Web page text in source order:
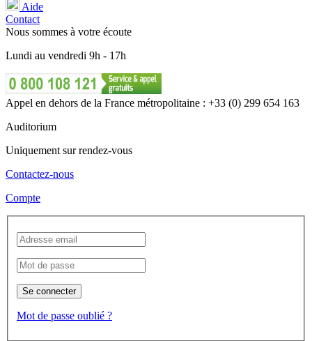
Aide
Contact
Nous sommes à votre écoute
Lundi au vendredi 9h - 17h
Appel en dehors de la France métropolitaine : +33 (0) 299 654 163
Auditorium
Uniquement sur rendez-vous
Contactez-nous
Compte
Se connecter
Mot de passe oublié ?